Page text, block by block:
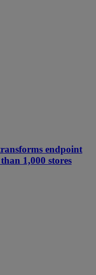
endpoint
1,000 stores